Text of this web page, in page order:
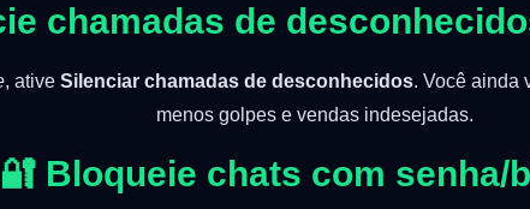
chamadas de
, ative Silenciar chamadas de desconhecidos. Você ainda
menos golpes e vendas indesejadas.
Bloqueie chats com senha/